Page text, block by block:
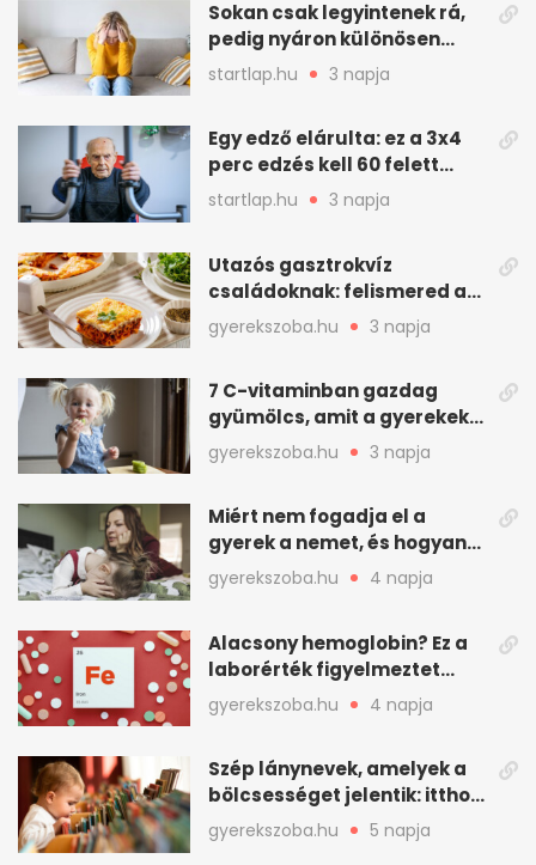
Sokan csak legyintenek rá,
pedig nyáron különösen
gyakran jelentkezik ez a
kellemetlen betegség
startlap.hu 3 napja
Egy edző elárulta: ez a 3x4
perc edzés kell 60 felett
mindenkinek
startlap.hu 3 napja
Utazós gasztrokvíz
családoknak: felismered az
asadót és társait?
gyerekszoba.hu 3 napja
7 C-vitaminban gazdag
gyümölcs, amit a gyerekek
is szívesen megesznek
gyerekszoba.hu 3 napja
Miért nem fogadja el a
gyerek a nemet, és hogyan
mondd ki jól?
gyerekszoba.hu 4 napja
Alacsony hemoglobin? Ez a
laborérték figyelmeztet
vashiányra
gyerekszoba.hu 4 napja
Szép lánynevek, amelyek a
bölcsességet jelentik: itthon
is adhatók
gyerekszoba.hu 5 napja